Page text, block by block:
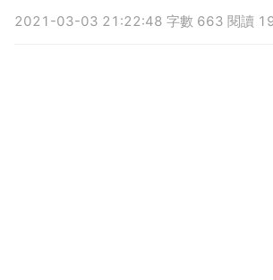
2021-03-03 21:22:48 字數 663 閱讀